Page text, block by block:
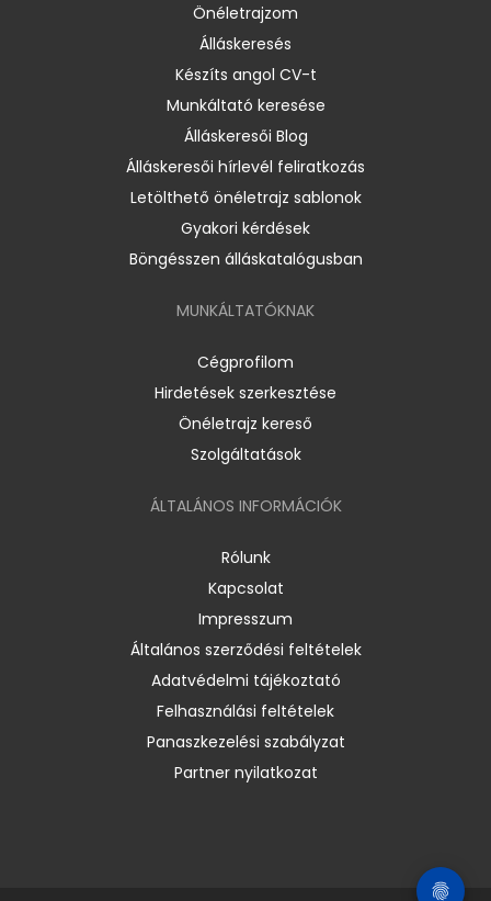
Önéletrajzom
Álláskeresés
Készíts angol CV-t
Munkáltató keresése
Álláskeresői Blog
Álláskeresői hírlevél feliratkozás
Letölthető önéletrajz sablonok
Gyakori kérdések
Böngésszen álláskatalógusban
MUNKÁLTATÓKNAK
Cégprofilom
Hirdetések szerkesztése
Önéletrajz kereső
Szolgáltatások
ÁLTALÁNOS INFORMÁCIÓK
Rólunk
Kapcsolat
Impresszum
Általános szerződési feltételek
Adatvédelmi tájékoztató
Felhasználási feltételek
Panaszkezelési szabályzat
Partner nyilatkozat